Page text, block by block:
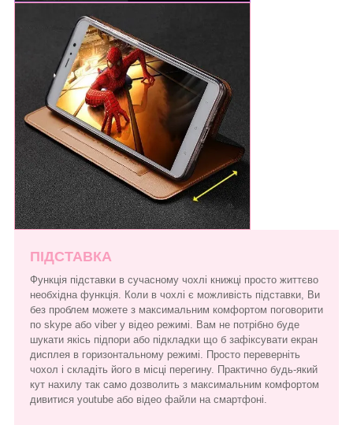
ПІДСТАВКА
Функція підставки в сучасному чохлі книжці просто життєво
необхідна функція. Коли в чохлі є можливість підставки, Ви
без проблем можете з максимальним комфортом поговорити
по skype або viber у відео режимі. Вам не потрібно буде
шукати якісь підпори або підкладки що б зафіксувати екран
дисплея в горизонтальному режимі. Просто переверніть
чохол і складіть його в місці перегину. Практично будь-який
кут нахилу так само дозволить з максимальним комфортом
дивитися youtube або відео файли на смартфоні.